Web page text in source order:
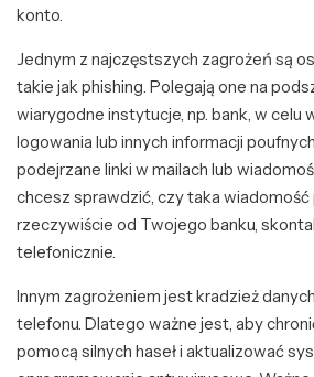
konto.
Jednym z najczęstszych zagrożeń są
takie jak phishing. Polegają one na
wiarygodne instytucje, np. bank, w celu
logowania lub innych informacji
podejrzane linki w mailach lub
chcesz sprawdzić, czy taka wiadomość
rzeczywiście od Twojego banku,
telefonicznie.
Innym zagrożeniem jest kradzież
telefonu. Dlatego ważne jest, aby
pomocą silnych haseł i aktualizować